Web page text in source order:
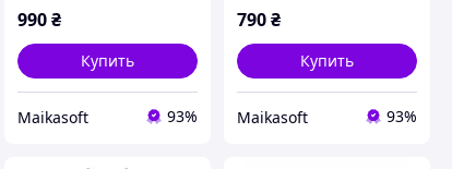
990 ₴
Купить
Maikasoft 93%
790₴
Купить
Maikasoft 93%